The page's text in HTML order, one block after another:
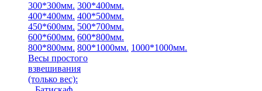
300*300мм. 300*400мм.
400*400мм. 400*500мм.
450*600мм. 500*700мм.
600*600мм. 600*800мм.
800*800мм. 800*1000мм. 1000*1000мм.
Весы простого
взвешивания
(только вес):